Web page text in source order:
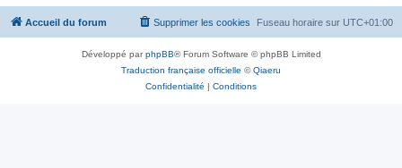
e
Accueil du forum Fuseau horaire sur UTC+01:00
Supprimer les cookies
Développé parphpBB® Forum Software © phpBB Limited
Traduction française officielle ©Qiaeru
Confidentialité | Conditions